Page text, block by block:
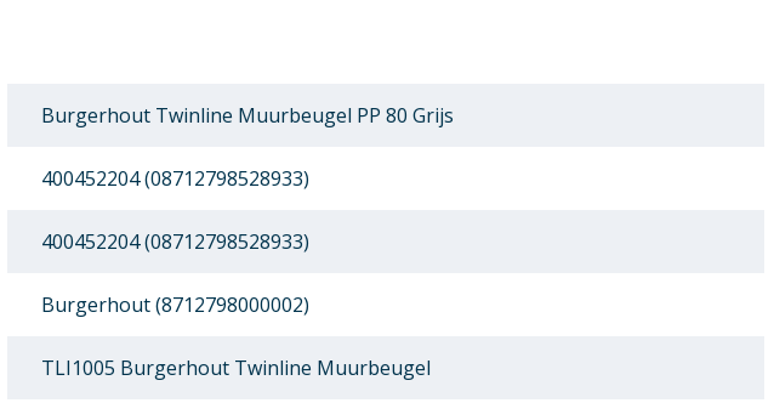
Burgerhout Twinline Muurbeugel PP 80 Grijs
400452204 (08712798528933)
400452204 (08712798528933)
Burgerhout (8712798000002)
TLI1005 Burgerhout Twinline Muurbeugel